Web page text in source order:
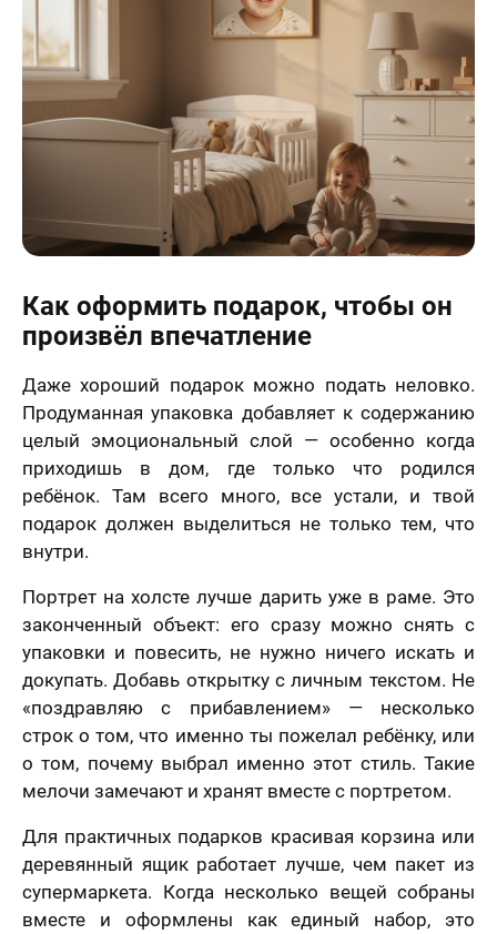
Как оформить подарок, чтобы он
произвёл впечатление
Даже хороший подарок можно подать неловко.
Продуманная упаковка добавляет к содержанию
целый эмоциональный слой — особенно когда
приходишь в дом, где только что родился
ребёнок. Там всего много, все устали, и твой
подарок должен выделиться не только тем, что
внутри.
Портрет на холсте лучше дарить уже в раме. Это
законченный объект: его сразу можно снять с
упаковки и повесить, не нужно ничего искать и
докупать. Добавь открытку с личным текстом. Не
«поздравляю с прибавлением» — несколько
строк о том, что именно ты пожелал ребёнку, или
о том, почему выбрал именно этот стиль. Такие
мелочи замечают и хранят вместе с портретом.
Для практичных подарков красивая корзина или
деревянный ящик работает лучше, чем пакет из
супермаркета. Когда несколько вещей собраны
вместе и оформлены как единый набор, это